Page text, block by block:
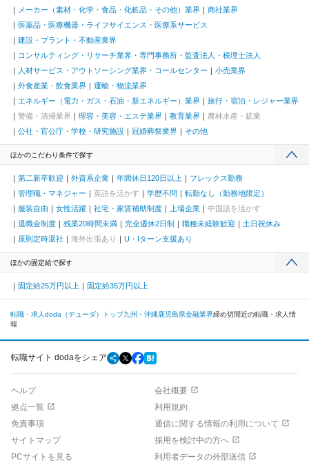
メーカー（素材・化学・食品・化粧品・その他）業界
商社業界
医薬品・医療機器・ライフサイエンス・医療系サービス
建設・プラント・不動産業界
コンサルティング・リサーチ業界・専門事務所・監査法人・税理士法人
人材サービス・アウトソーシング業界・コールセンター
小売業界
外食産業・飲食業界
運輸・物流業界
エネルギー（電力・ガス・石油・新エネルギー）業界
旅行・宿泊・レジャー業界
警備・清掃業界
理容・美容・エステ業界 教育業界
農林水産・鉱業
公社・官公庁・学校・研究施設
冠婚葬祭業界 その他
ほかのこだわり条件で探す
第二新卒歓迎 外資系企業 年間休日120日以上
フレックス勤務
管理職・マネジャー
英語を活かす 学歴不問
転勤なし（勤務地限定）
服装自由
女性活躍 社宅・家賃補助制度 上場企業
中国語を活かす
退職金制度
残業20時間未満 完全週休2日制 職種未経験歓迎
土日祝休み
原則定時退社
海外出張あり U・Iターン支援あり
ほかの固定給で探す
固定給25万円以上 固定給35万円以上
転職・求人doda（デューダ）トップ九州・沖縄鹿児島県金融業界締め切間近の転職・求人情
報
転職サイト dodaをシェア
ヘルプ
会社概要
拠点一覧
利用規約
免責事項
通信に関する情報の利用について
サイトマップ
採用を検討中の方へ
PCサイトを見る
利用者データの外部送信